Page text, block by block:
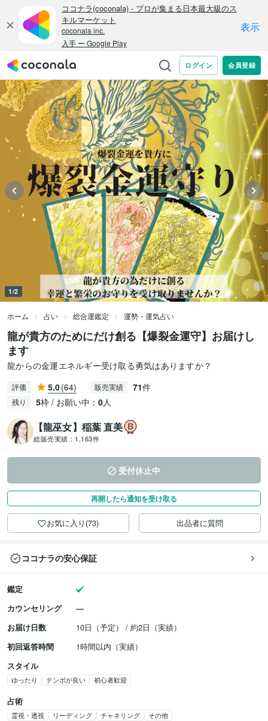
1/2
ホーム 占い 総合運鑑定 運勢・運気占い
龍が貴方のためにだけ創る【爆裂金運守】お届けし
ます
龍からの金運エネルギー受け取る勇気はありますか？
評価 5.0(64) 販売実績 71件
残り 5枠 / お願い中： 0人
【龍巫女】稲葉 直美
総販売実績： 1,163件
受付休止中
再開したら通知を受け取る
お気に入り(73) 出品者に質問
ココナラの安心保証
鑑定
カウンセリング
お届け日数
10日（予定） / 約2日（実績）
初回返答時間
1時間以内（実績）
スタイル
ゆったり テンポが良い 初心者歓迎
占術
霊視・透視 リーディング チャネリング その他